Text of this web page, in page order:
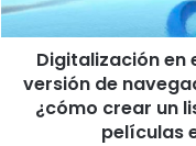
de
Microsoft
¿cómo
Digitalización en
versión de
¿cómo crear un
películas